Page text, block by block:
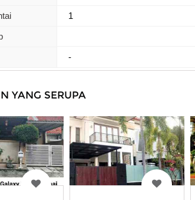
1
-
YANG SERUPA